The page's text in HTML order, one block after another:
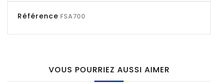
Référence FSA700
VOUS POURRIEZ AUSSI AIMER